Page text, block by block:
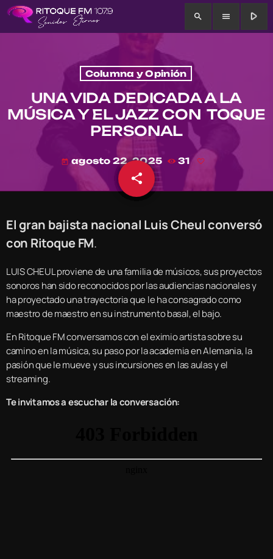
search menu play_arrow
Columna y Opinión
UNA VIDA DEDICADA A LA
MÚSICA Y EL JAZZ CON TOQUE
PERSONAL
today agosto 22, 2025 31
share
email
El gran bajista nacional Luis Cheul conversó
con Ritoque FM.
LUIS CHEUL proviene de una familia de músicos, sus proyectos
sonoros han sido reconocidos por las audiencias nacionales y
ha proyectado una trayectoria que le ha consagrado como
maestro de maestro en su instrumento basal, el bajo.
En Ritoque FM conversamos con el eximio artista sobre su
camino en la música, su paso por la academia en Alemania, la
pasión que le mueve y sus incursiones en las aulas y el
streaming.
Te invitamos a escuchar la conversación: